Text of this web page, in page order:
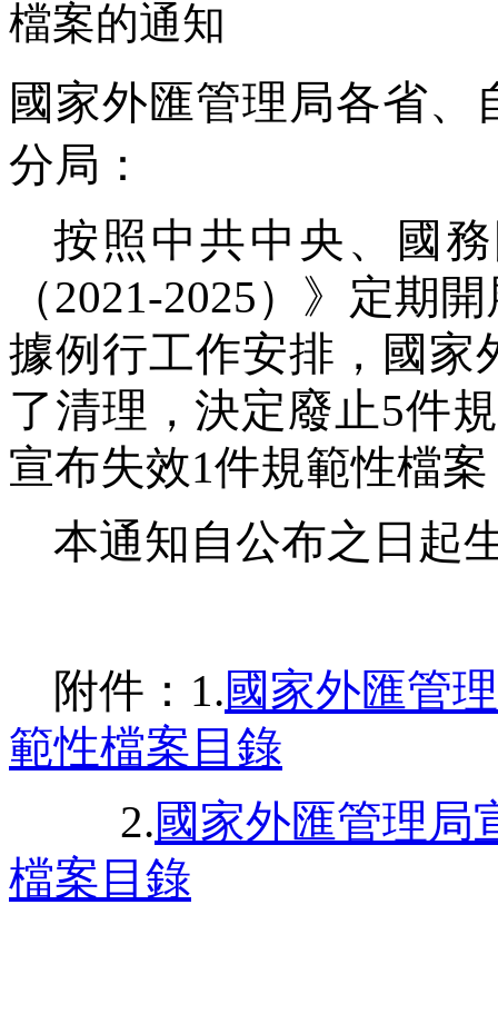
檔案的通知
國家外匯管理局各省
分局：
按照中共中央、國
（2021-2025）》定期
據例行工作安排，國家
了清理，決定廢止5件
宣布失效1件規範性檔
本通知自公布之日起
附件： 1.國家外匯管
範性檔案目錄
2.國家外匯管理局
檔案目錄